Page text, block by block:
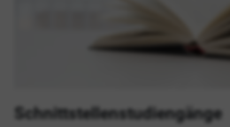
Schnittstellenstudiengänge